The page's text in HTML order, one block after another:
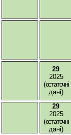
29
2025
(остаточні
дані)
29
2025
(остаточні
дані)